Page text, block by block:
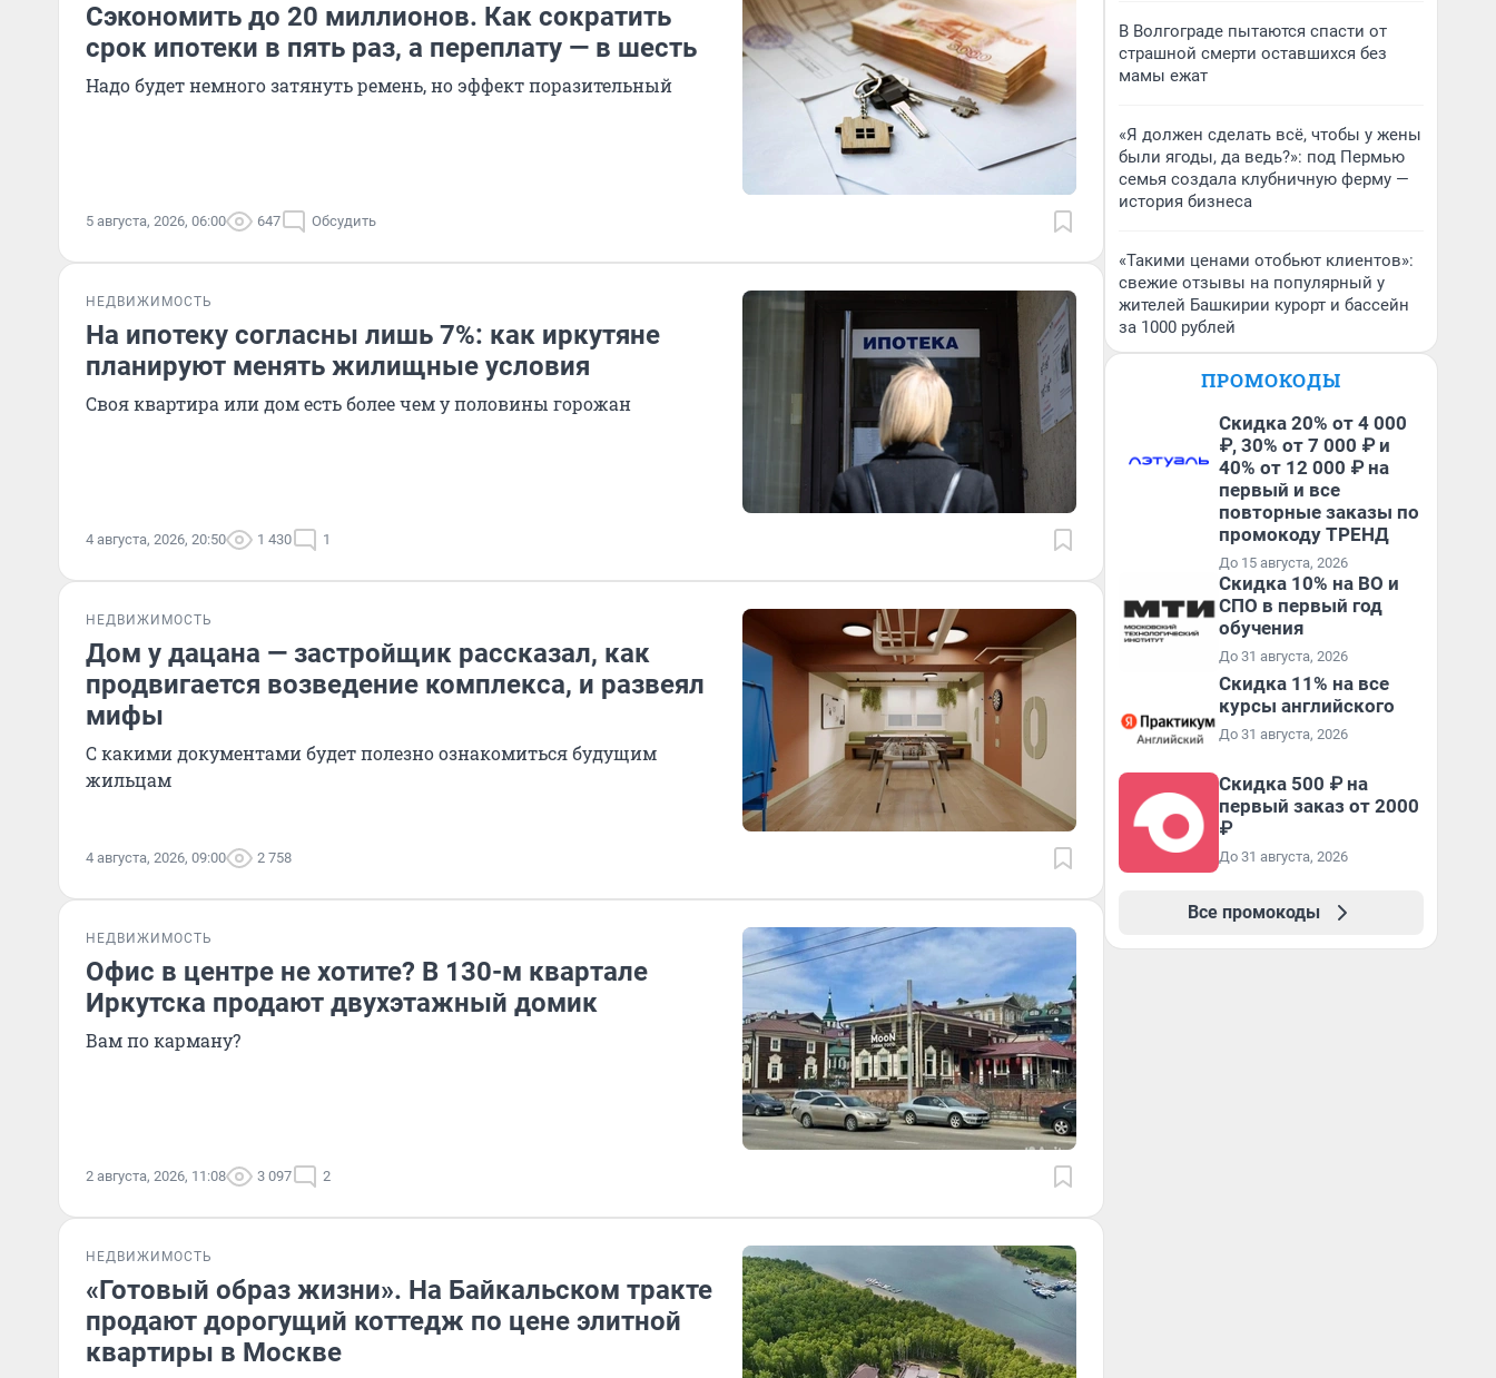
Сэкономить до 20 миллионов. Как сократить
срок ипотеки в пять раз, а переплату — в шесть
Надо будет немного затянуть ремень, но эффект поразительный
5 августа, 2026, 06:00 647 Обсудить
НЕДВИЖИМОСТЬ
На ипотеку согласны лишь 7%: как иркутяне
планируют менять жилищные условия
Своя квартира или дом есть более чем у половины горожан
4 августа, 2026, 20:50 1 430 1
НЕДВИЖИМОСТЬ
Дом у дацана — застройщик рассказал, как
продвигается возведение комплекса, и развеял
мифы
С какими документами будет полезно ознакомиться будущим
жильцам
4 августа, 2026, 09:00 2 758
НЕДВИЖИМОСТЬ
Офис в центре не хотите? В 130-м квартале
Иркутска продают двухэтажный домик
Вам по карману?
2 августа, 2026, 11:08 3 097 2
НЕДВИЖИМОСТЬ
«Готовый образ жизни». На Байкальском тракте
продают дорогущий коттедж по цене элитной
квартиры в Москве
В Волгограде пытаются спасти от
страшной смерти оставшихся без
мамы ежат
«Я должен сделать всё, чтобы у жены
были ягоды, да ведь?»: под Пермью
семья создала клубничную ферму —
история бизнеса
«Такими ценами отобьют клиентов»:
свежие отзывы на популярный у
жителей Башкирии курорт и бассейн
за 1000 рублей
ПРОМОКОДЫ
Скидка 20% от 4 000
₽, 30% от 7 000 ₽ и
40% от 12 000 ₽ на
первый и все
повторные заказы по
промокоду ТРЕНД
До 15 августа, 2026
Скидка 10% на ВО и
СПО в первый год
обучения
До 31 августа, 2026
Скидка 11% на все
курсы английского
До 31 августа, 2026
Скидка 500 ₽ на
первый заказ от 2000
₽
До 31 августа, 2026
Все промокоды